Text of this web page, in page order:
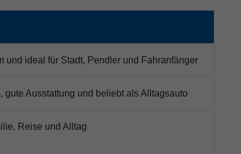
und ideal für Stadt, Pendler und Fahranfänger
gute Ausstattung und beliebt als Alltagsauto
Reise und Alltag